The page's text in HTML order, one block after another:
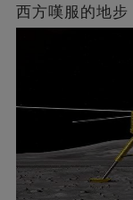
西方嘆服的地步